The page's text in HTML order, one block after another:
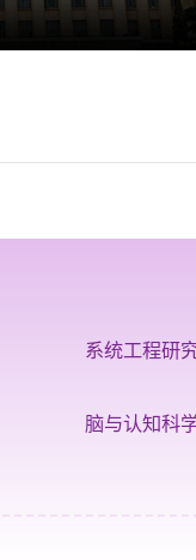
系统工程研
脑与认知科